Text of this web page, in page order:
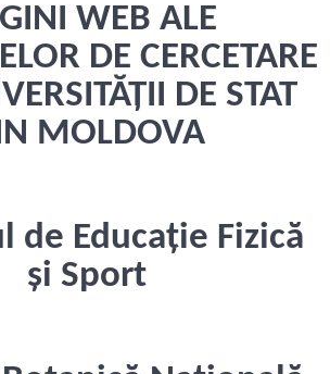
WEB ALE
DE CERCETARE
DE STAT
MOLDOVA
de Educație Fizică
și Sport